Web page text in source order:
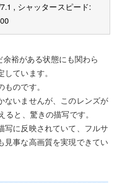
, シャッタースピード:
裕がある状態にも関わら
ています。
のです。
ないませんが、このレンズが
と、驚きの描写です。
写に反映されていて、フルサ
見事な高画質を実現できてい